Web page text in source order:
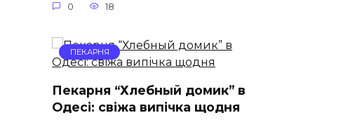
0 18
ПЕКАРНЯ
Пекарня “Хлебный домик” в
Одесі: свіжа випічка щодня